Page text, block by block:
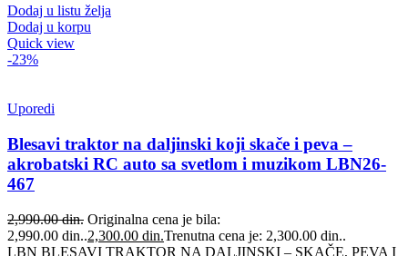
Dodaj u listu želja
Dodaj u korpu
Quick view
-23%
Uporedi
Blesavi traktor na daljinski koji skače i peva –
akrobatski RC auto sa svetlom i muzikom LBN26-
467
2,990.00din. Originalna cena je bila:
2,990.00 din..2,300.00 din.Trenutna cena je: 2,300.00 din..
LBN BLESAVI TRAKTOR NA DALJINSKI – SKAČE, PEVA I